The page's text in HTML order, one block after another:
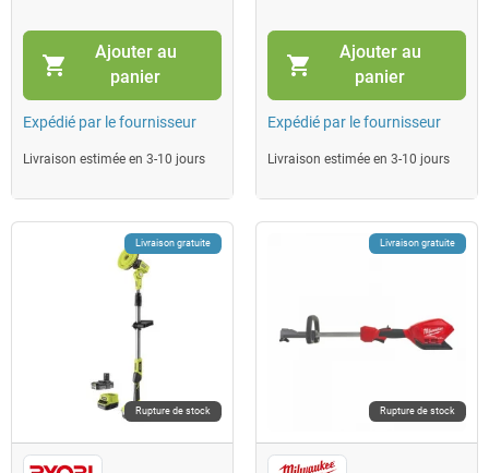
shopping_cart
Ajouter au
panier
Expédié par le fournisseur
Livraison estimée en 3-10 jours
shopping_cart
Ajouter au
panier
Expédié par le fournisseur
Livraison estimée en 3-10 jours
Livraison gratuite
Rupture de stock
Livraison gratuite
Rupture de stock